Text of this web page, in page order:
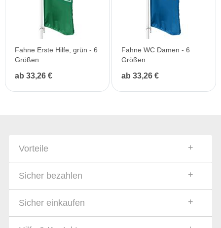
Fahne Erste Hilfe, grün - 6
Größen
ab 33,26 €
Fahne WC Damen - 6
Größen
ab 33,26 €
Vorteile
Sicher bezahlen
Sicher einkaufen